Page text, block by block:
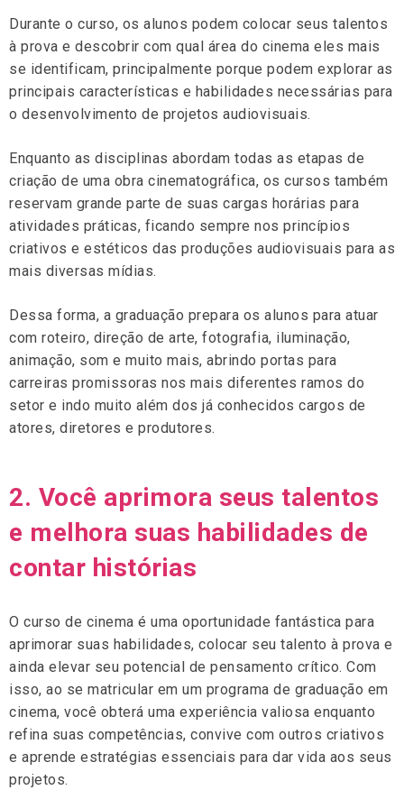
Durante o curso, os alunos podem colocar seus talentos
à prova e descobrir com qual área do cinema eles mais
se identificam, principalmente porque podem explorar as
principais características e habilidades necessárias para
o desenvolvimento de projetos audiovisuais.
Enquanto as disciplinas abordam todas as etapas de
criação de uma obra cinematográfica, os cursos também
reservam grande parte de suas cargas horárias para
atividades práticas, ficando sempre nos princípios
criativos e estéticos das produções audiovisuais para as
mais diversas mídias.
Dessa forma, a graduação prepara os alunos para atuar
com roteiro, direção de arte, fotografia, iluminação,
animação, som e muito mais, abrindo portas para
carreiras promissoras nos mais diferentes ramos do
setor e indo muito além dos já conhecidos cargos de
atores, diretores e produtores.
2. Você aprimora seus talentos
e melhora suas habilidades de
contar histórias
O curso de cinema é uma oportunidade fantástica para
aprimorar suas habilidades, colocar seu talento à prova e
ainda elevar seu potencial de pensamento crítico. Com
isso, ao se matricular em um programa de graduação em
cinema, você obterá uma experiência valiosa enquanto
refina suas competências, convive com outros criativos
e aprende estratégias essenciais para dar vida aos seus
projetos.